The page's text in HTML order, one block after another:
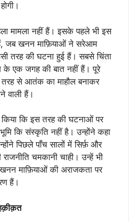
मामला नहीं हैं। इसके पहले भी इस
जब खनन माफ़ियाओं ने सरेआम
तरह की घटना हुई हैं। सबसे चिंता
के एक जगह की बात नहीं हैं। पूरे
से आतंक का माहौल बनाकर
वाली हैं।
कि इस तरह की घटनाओं पर
कि संस्कृति नहीं है। उन्होंने कहा
पिछले पाँच सालों में सिर्फ़ और
चमकानी चाही। उन्हें भी
माफ़ियाओं की अराजकता पर
हैं।